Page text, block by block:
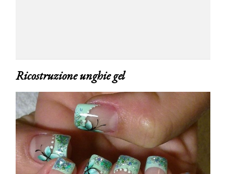
Ricostruzione unghie gel